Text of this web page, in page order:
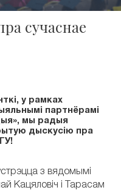
сучаснае
у рамках
партнёрамі
мы радыя
дыскусію пра
з вядомымі
Кацяловіч і Тарасам